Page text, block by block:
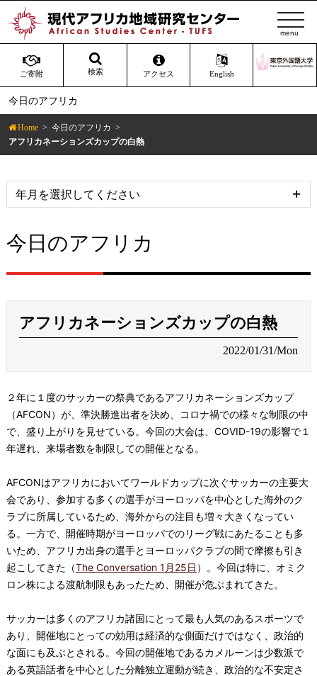
ご寄附 検索 アクセス English
t
o
g
l
v
g
a
n
今日のアフリカ
Home
今日のアフリカ
アフリカネーションズカップの白熱
今日のアフリカ
アフリカネーションズカップの白熱
2022/01/31/Mon
２年に１度のサッカーの祭典であるアフリカネーションズカップ
（AFCON）が、準決勝進出者を決め、コロナ禍での様々な制限の中
で、盛り上がりを見せている。今回の大会は、COVID-19の影響で１
年遅れ、来場者数を制限しての開催となる。
AFCONはアフリカにおいてワールドカップに次ぐサッカーの主要大
会であり、参加する多くの選手がヨーロッパを中心とした海外のク
ラブに所属しているため、海外からの注目も増々大きくなってい
る。一方で、開催時期がヨーロッパでのリーグ戦にあたることも多
いため、アフリカ出身の選手とヨーロッパクラブの間で摩擦も引き
起こしてきた（The Conversation 1月25日 ）。今回は特に、オミク
ロン株による渡航制限もあったため、開催が危ぶまれてきた。
サッカーは多くのアフリカ諸国にとって最も人気のあるスポーツで
あり、開催地にとっての効用は経済的な側面だけではなく、政治的
な面にも及ぶとされる。今回の開催地であるカメルーンは少数派で
ある英語話者を中心とした分離独立運動が続き、政治的な不安定さ